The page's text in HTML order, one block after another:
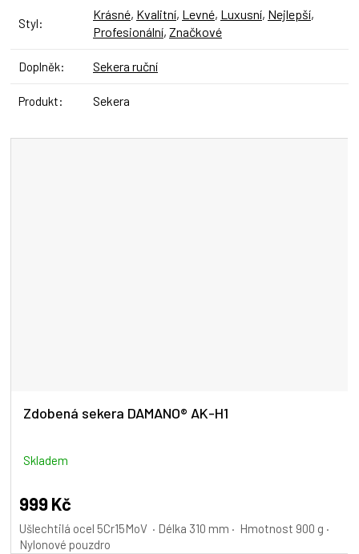
Styl:
Krásné, Kvalitní, Levné, Luxusní, Nejlepší,
Profesionální, Značkové
Doplněk: Sekera ruční
Produkt: Sekera
Zdobená sekera DAMANO® AK-H1
Skladem
999 Kč
Ušlechtilá ocel 5Cr15MoV · Délka 310 mm · Hmotnost 900 g ·
Nylonové pouzdro